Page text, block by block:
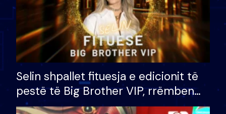
Selin shpallet fituesja e edicionit të
pestë të Big Brother VIP, rrëmben
çmimin e madh prej 100 mijë eurosh